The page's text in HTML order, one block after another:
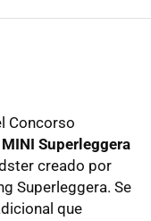
Concorso
MINI Superleggera
creado por
Superleggera. Se
que